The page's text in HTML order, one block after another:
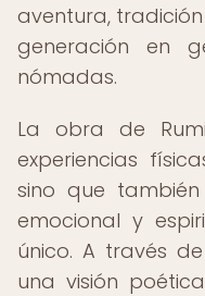
aventura,
generación en
nómadas.
La obra de
experiencias
sino que
emocional y
único. A través
una visión